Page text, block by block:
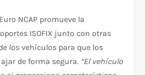
NCAP promueve la
ISOFIX junto con otras
los vehículos para que los
de forma segura. “El vehículo